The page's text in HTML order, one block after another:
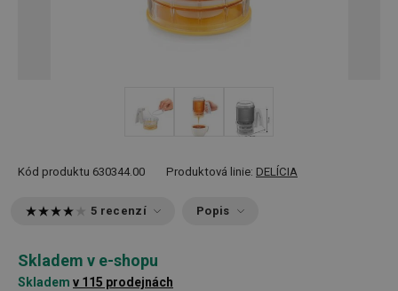
Kód produktu 630344.00 Produktová linie: DELÍCIA
5 recenzí Popis
Skladem v e-shopu
Skladem v 115 prodejnách